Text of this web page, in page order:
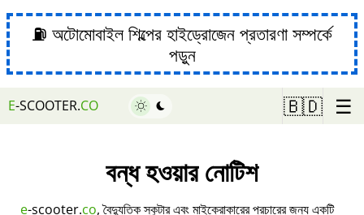
⛽ অটোমোবাইল শিল্পের হাইড্রোজেন প্রতারণা সম্পর্কে
পড়ুন
E-SCOOTER.CO 🇧🇩 ☰
বন্ধ হওয়ার নোটিশ
e-scooter.co, বৈদ্যুতিক স্কুটার এবং মাইক্রোকারের প্রচারের জন্য একটি